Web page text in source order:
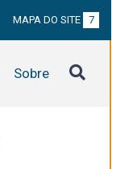
MAPA DO SITE 7
Sobre